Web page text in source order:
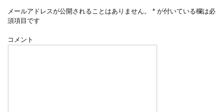
メールアドレスが公開されることはありません。 * が付いている欄は必
須項目です
コメント